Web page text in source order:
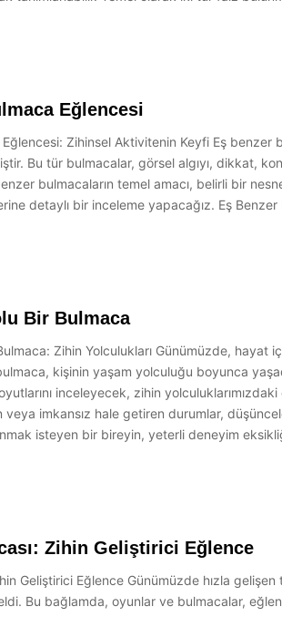
Eğlencesi
Eğlencesi: Zihinsel Aktivitenin Keyfi Eş
Bu tür bulmacalar, görsel algıyı, dikkat,
bulmacaların temel amacı, belirli bir
detaylı bir inceleme yapacağız. Eş
Bir Bulmaca
Zihin Yolculukları Günümüzde, hayat
kişinin yaşam yolculuğu boyunca
inceleyecek, zihin
veya imkansız hale getiren durumlar,
isteyen bir bireyin, yeterli deneyim
Zihin Geliştirici Eğlence
Geliştirici Eğlence Günümüzde hızla
Bu bağlamda, oyunlar ve bulmacalar,